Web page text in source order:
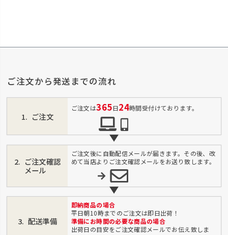
ご注文から発送までの流れ
ご注文
ご注文は365日24時間受付けております。
ご注文確認
メール
ご注文後に自動配信メールが届きます。その後、改
めて当店よりご注文確認メールをお送り致します。
配送準備
即納商品の場合
平日朝10時までのご注文は即日出荷！
準備にお時間の必要な商品の場合
出荷日の目安をご注文確認メールでお伝え致しま